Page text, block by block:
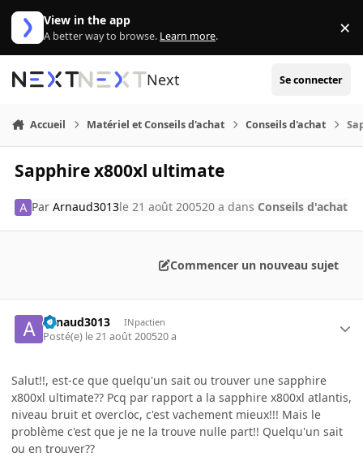
Aller au contenu
View in the app
A better way to browse. Learn more. ×
Next Se connecter
Accueil Matériel et Conseils d'achat Conseils d'achat
Sapphire x800xl ultimate
ParArnaud3013le 21 août 200520 a dans Conseils d'achat
Commencer un nouveau sujet
Arnaud3013 INpactien
Posté(e) le 21 août 200520 a
Salut!!, est-ce que quelqu'un sait ou trouver une sapphire
x800xl ultimate?? Pcq par rapport a la sapphire x800xl atlantis,
niveau bruit et overcloc, c'est vachement mieux!!! Mais le
problème c'est que je ne la trouve nulle part!! Quelqu'un sait
ou en trouver??